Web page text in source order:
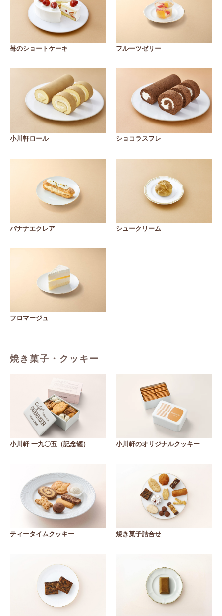
苺のショートケーキ フルーツゼリー
小川軒ロール ショコラスフレ
バナナエクレア シュークリーム
フロマージュ
焼き菓子・クッキー
小川軒 一九〇五（記念罐） 小川軒のオリジナルクッキー
ティータイムクッキー 焼き菓子詰合せ